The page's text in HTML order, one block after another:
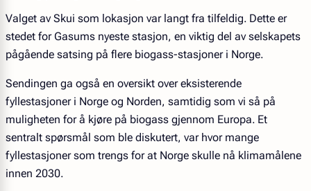
Valget av Skui som lokasjon var langt fra tilfeldig. Dette er
stedet for Gasums nyeste stasjon, en viktig del av selskapets
pågående satsing på flere biogass-stasjoner i Norge.
Sendingen ga også en oversikt over eksisterende
fyllestasjoner i Norge og Norden, samtidig som vi så på
muligheten for å kjøre på biogass gjennom Europa. Et
sentralt spørsmål som ble diskutert, var hvor mange
fyllestasjoner som trengs for at Norge skulle nå klimamålene
innen 2030.